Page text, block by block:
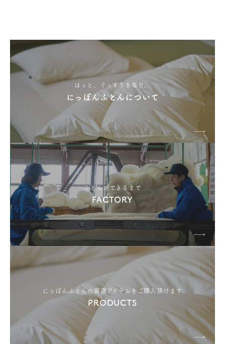
ほっと、ぐっすりを毎日。
にっぽんふとんについて
ふとんができるまで
FACTORY
にっぽんふとんの厳選アイテムをご購入頂けます
PRODUCTS